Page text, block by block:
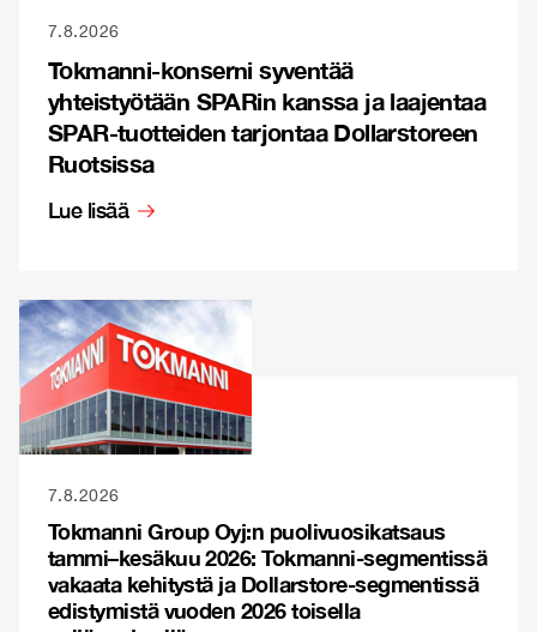
7.8.2026
Tokmanni-konserni syventää
yhteistyötään SPARin kanssa ja laajentaa
SPAR-tuotteiden tarjontaa Dollarstoreen
Ruotsissa
Lue lisää
7.8.2026
Tokmanni Group Oyj:n puolivuosikatsaus
tammi–kesäkuu 2026: Tokmanni-segmentissä
vakaata kehitystä ja Dollarstore-segmentissä
edistymistä vuoden 2026 toisella